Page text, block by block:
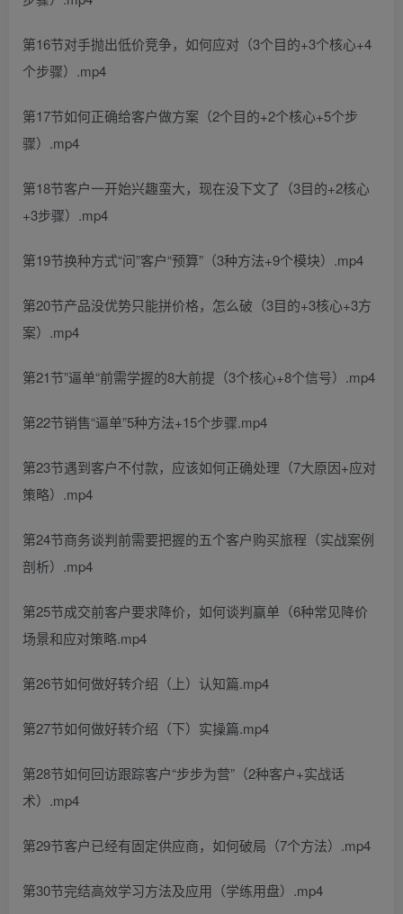
第16节对手抛出低价竞争，如何应对（3个目的+3个核心+4
个步骤）.mp4
第17节如何正确给客户做方案（2个目的+2个核心+5个步
骤）.mp4
第18节客户一开始兴趣蛮大，现在没下文了（3目的+2核心
+3步骤）.mp4
第19节换种方式“问”客户“预算”（3种方法+9个模块）.mp4
第20节产品没优势只能拼价格，怎么破（3目的+3核心+3方
案）.mp4
第21节”逼单“前需学握的8大前提（3个核心+8个信号）.mp4
第22节销售“逼单”5种方法+15个步骤.mp4
第23节遇到客户不付款，应该如何正确处理（7大原因+应对
策略）.mp4
第24节商务谈判前需要把握的五个客户购买旅程（实战案例
剖析）.mp4
第25节成交前客户要求降价，如何谈判赢单（6种常见降价
场景和应对策略.mp4
第26节如何做好转介绍（上）认知篇.mp4
第27节如何做好转介绍（下）实操篇.mp4
第28节如何回访跟踪客户“步步为营”（2种客户+实战话
术）.mp4
第29节客户已经有固定供应商，如何破局（7个方法）.mp4
第30节完结高效学习方法及应用（学练用盘）.mp4